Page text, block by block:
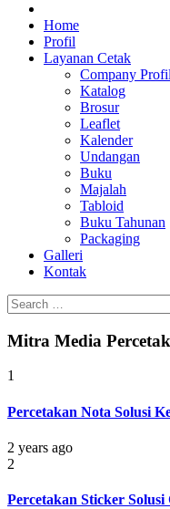
Mitra Media
0813-1670-
0813-1670-6191 (Call/WA)
Percetakan Bekasi Barat
Home
Profil
Layanan Cetak
Company
Katalog
Brosur
Leaflet
Kalender
Undangan
Buku
Majalah
Tabloid
Buku Tahunan
Packaging
Galleri
Kontak
Search
for:
Mitra Media
1
Percetakan Nota Solusi
2 years ago
2
Percetakan Sticker